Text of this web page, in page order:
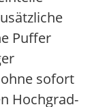
Puffer
sofort
Hochgrad-